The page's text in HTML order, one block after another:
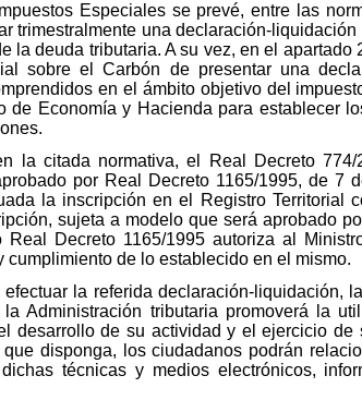
Especiales se prevé, entre las
trimestralmente una declaración-
la deuda tributaria. A su vez, en el
sobre el Carbón de presentar una
en el ámbito objetivo del
de Economía y Hacienda para establecer
la citada normativa, el Real Decreto
por Real Decreto 1165/1995, de 7
la inscripción en el Registro Territorial
sujeta a modelo que será aprobado
Decreto 1165/1995 autoriza al
de lo establecido en el mismo.
la referida declaración-liquidación,
Administración tributaria promoverá la
desarrollo de su actividad y el ejercicio
disponga, los ciudadanos podrán
técnicas y medios electrónicos,